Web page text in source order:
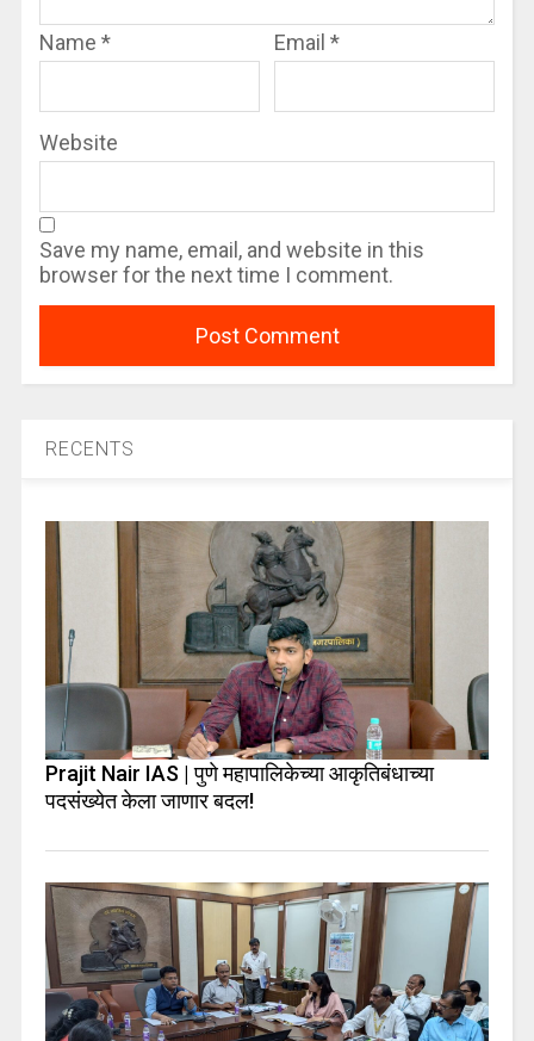
Name * Email *
Website
Save my name, email, and website in this
browser for the next time I comment.
RECENTS
Prajit Nair IAS | पुणे महापालिकेच्या आकृतिबंधाच्या
पदसंख्येत केला जाणार बदल!